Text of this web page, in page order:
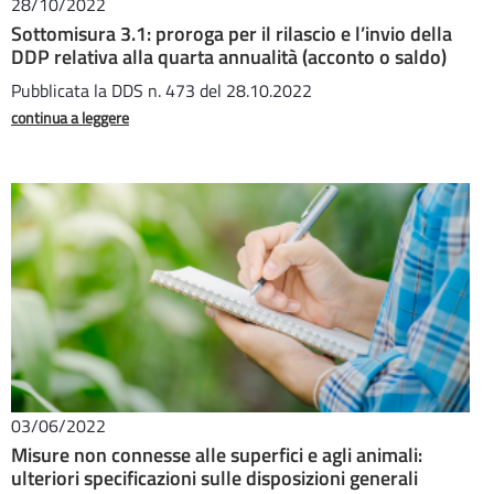
Sottomisura 3.1: proroga per il rilascio e l’invio della
DDP relativa alla quarta annualità (acconto o saldo)
Pubblicata la DDS n. 473 del 28.10.2022
continua a leggere
03/06/2022
Misure non connesse alle superfici e agli animali:
ulteriori specificazioni sulle disposizioni generali